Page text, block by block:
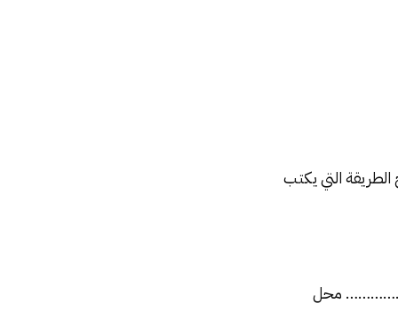
التي يكتب
محل